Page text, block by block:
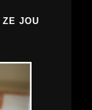
ZE JOU